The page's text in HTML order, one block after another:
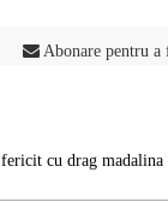
Abonare pentru
cu drag madalina